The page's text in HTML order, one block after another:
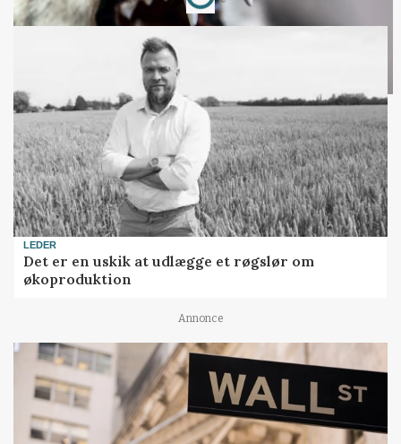
LEDER
Det er en uskik at udlægge et røgslør om
økoproduktion
Annonce